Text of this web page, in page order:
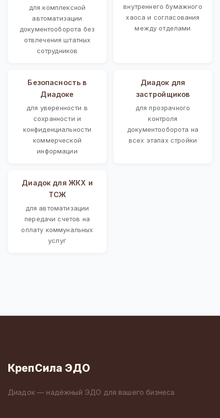
для комплексной
автоматизации
документооборота без
отвлечения штатных
сотрудников
внутреннего бумажного
хаоса и согласования
между отделами
Безопасность в
Диадоке
для уверенности в
сохранности и
конфиденциальности
коммерческой
информации
Диадок для
застройщиков
для прозрачного
контроля
документооборота на
всех этапах стройки
Диадок для ЖКХ и
ТСЖ
для автоматизации
передачи счетов на
оплату коммунальных
услуг
КрепСила ЭДО
Диадок — надёжный ЭДО для вашего бизнеса